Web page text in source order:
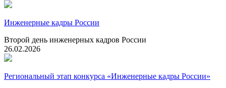
Инженерные кадры России
Второй день инженерных кадров России
26.02.2026
Региональный этап конкурса «Инженерные кадры России»